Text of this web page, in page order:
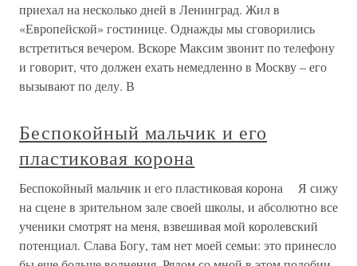
приехал на несколько дней в Ленинград. Жил в
«Европейской» гостинице. Однажды мы сговорились
встретиться вечером. Вскоре Максим звонит по телефону
и говорит, что должен ехать немедленно в Москву – его
вызывают по делу. В
Беспокойный мальчик и его
пластиковая корона
Беспокойный мальчик и его пластиковая корона Я сижу
на сцене в зрительном зале своей школы, и абсолютно все
ученики смотрят на меня, взвешивая мой королевский
потенциал. Слава Богу, там нет моей семьи: это принесло